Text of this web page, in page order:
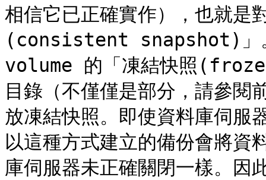
相信它已正確實作），也就是
(consistent snapshot)」。
volume 的「凍結快照
目錄（不僅僅是部分，請參閱
放凍結快照。即使資料庫伺服
以這種方式建立的備份會將資
庫伺服器未正確關閉一樣。因